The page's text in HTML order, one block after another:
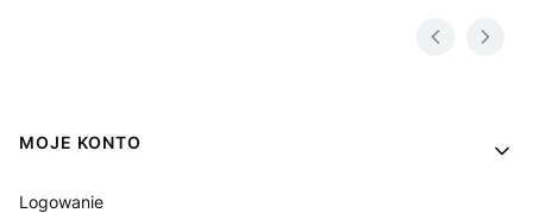
Linki w stopce
MOJE KONTO
Logowanie